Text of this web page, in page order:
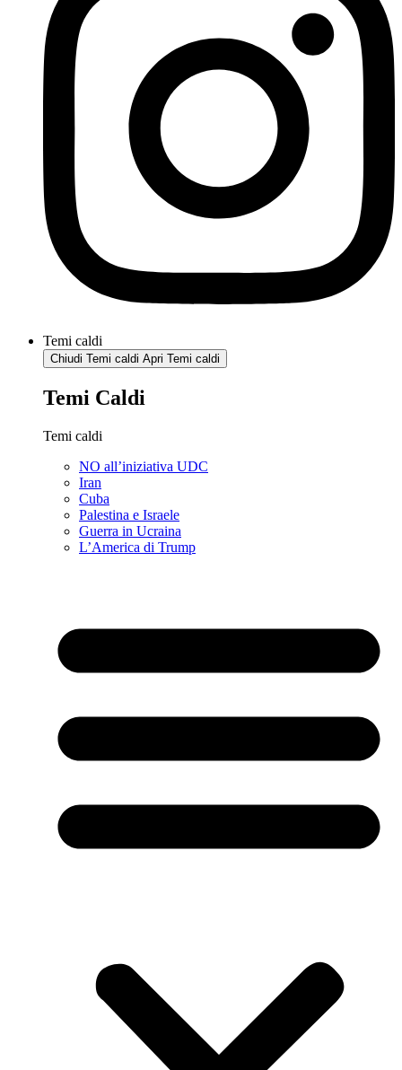
Temi caldi
Chiudi Temi caldi Apri Temi caldi
Temi Caldi
Temi caldi
NO all’iniziativa UDC
Iran
Cuba
Palestina e Israele
Guerra in Ucraina
L’America di Trump